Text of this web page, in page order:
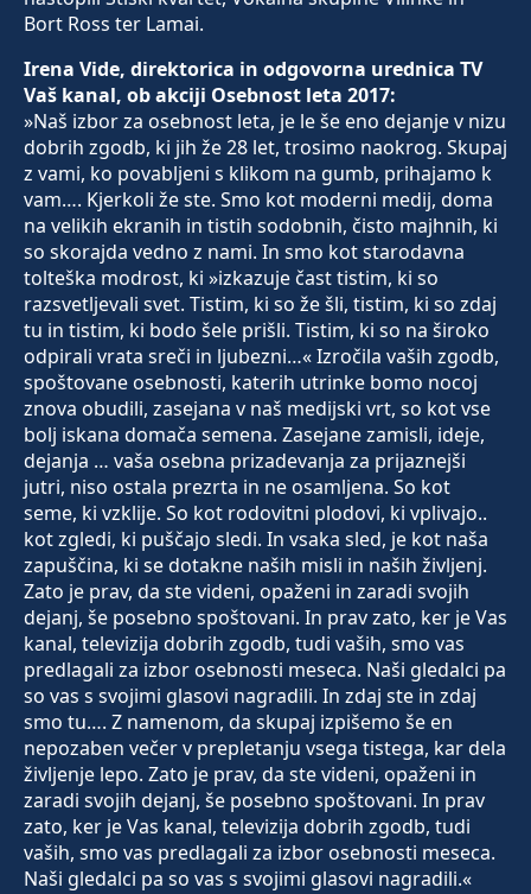
Bort Ross ter Lamai.
Irena Vide, direktorica in odgovorna urednica TV
Vaš kanal, ob akciji Osebnost leta 2017:
»Naš izbor za osebnost leta, je le še eno dejanje v nizu
dobrih zgodb, ki jih že 28 let, trosimo naokrog. Skupaj
z vami, ko povabljeni s klikom na gumb, prihajamo k
vam…. Kjerkoli že ste. Smo kot moderni medij, doma
na velikih ekranih in tistih sodobnih, čisto majhnih, ki
so skorajda vedno z nami. In smo kot starodavna
tolteška modrost, ki »izkazuje čast tistim, ki so
razsvetljevali svet. Tistim, ki so že šli, tistim, ki so zdaj
tu in tistim, ki bodo šele prišli. Tistim, ki so na široko
odpirali vrata sreči in ljubezni…« Izročila vaših zgodb,
spoštovane osebnosti, katerih utrinke bomo nocoj
znova obudili, zasejana v naš medijski vrt, so kot vse
bolj iskana domača semena. Zasejane zamisli, ideje,
dejanja … vaša osebna prizadevanja za prijaznejši
jutri, niso ostala prezrta in ne osamljena. So kot
seme, ki vzklije. So kot rodovitni plodovi, ki vplivajo..
kot zgledi, ki puščajo sledi. In vsaka sled, je kot naša
zapuščina, ki se dotakne naših misli in naših življenj.
Zato je prav, da ste videni, opaženi in zaradi svojih
dejanj, še posebno spoštovani. In prav zato, ker je Vas
kanal, televizija dobrih zgodb, tudi vaših, smo vas
predlagali za izbor osebnosti meseca. Naši gledalci pa
so vas s svojimi glasovi nagradili. In zdaj ste in zdaj
smo tu…. Z namenom, da skupaj izpišemo še en
nepozaben večer v prepletanju vsega tistega, kar dela
življenje lepo. Zato je prav, da ste videni, opaženi in
zaradi svojih dejanj, še posebno spoštovani. In prav
zato, ker je Vas kanal, televizija dobrih zgodb, tudi
vaših, smo vas predlagali za izbor osebnosti meseca.
Naši gledalci pa so vas s svojimi glasovi nagradili.«